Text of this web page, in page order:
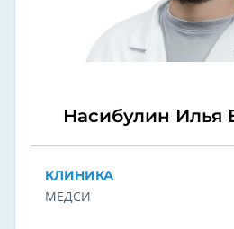
Насибулин Илья
КЛИНИКА
МЕДСИ